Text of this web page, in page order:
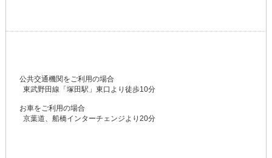
公共交通機関をご利用の場合
東武野田線「塚田駅」東口より徒歩10分
お車をご利用の場合
京葉道、船橋インターチェンジより20分